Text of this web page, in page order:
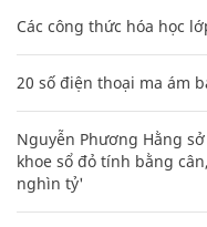
Các công thức hóa học
20 số điện thoại ma ám
Nguyễn Phương Hằng
khoe sổ đỏ tính bằng
nghìn tỷ'